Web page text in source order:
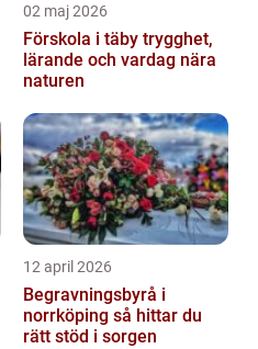
02 maj 2026
Förskola i täby trygghet,
lärande och vardag nära
naturen
12 april 2026
Begravningsbyrå i
norrköping så hittar du
rätt stöd i sorgen